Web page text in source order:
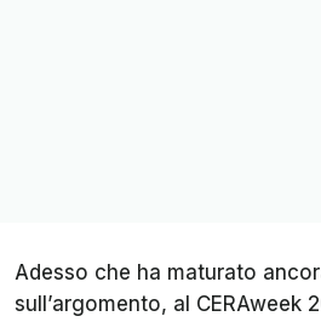
Adesso che ha maturato
sull’argomento, al CERAweek